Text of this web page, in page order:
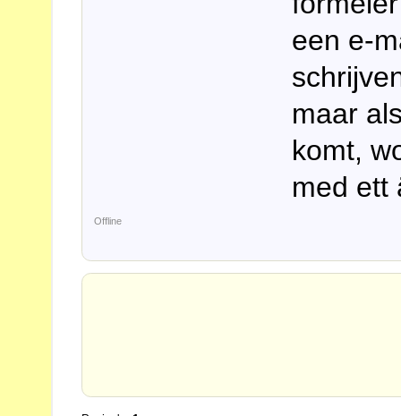
een e-
maar
komt,
med ett
Offline